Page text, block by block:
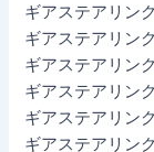
ギアステアリン
ギアステアリン
ギアステアリン
ギアステアリン
ギアステアリン
ギアステアリン